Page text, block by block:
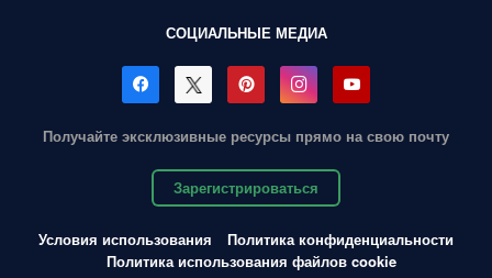
СОЦИАЛЬНЫЕ МЕДИА
Получайте эксклюзивные ресурсы прямо на свою почту
Зарегистрироваться
Условия использования
Политика конфиденциальности
Политика использования файлов cookie